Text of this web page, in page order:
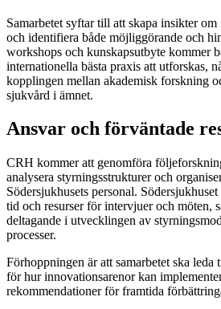
Samarbetet syftar till att skapa insikter
och identifiera både möjliggörande och
workshops och kunskapsutbyte kommer
internationella bästa praxis att utforskas,
kopplingen mellan akademisk forskning
sjukvård i ämnet.
Ansvar och förväntade
CRH kommer att genomföra
analysera styrningsstrukturer och
Södersjukhusets personal.
tid och resurser för intervjuer och möten,
deltagande i utvecklingen av
processer.
Förhoppningen är att samarbetet ska leda
för hur innovationsarenor kan
rekommendationer för framtida